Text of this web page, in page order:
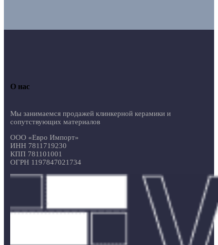
О нас
Мы занимаемся продажей клинкерной керамики и
сопутствующих материалов
ООО «Евро Импорт»
ИНН 7811719230
КПП 781101001
ОГРН 1197847021734